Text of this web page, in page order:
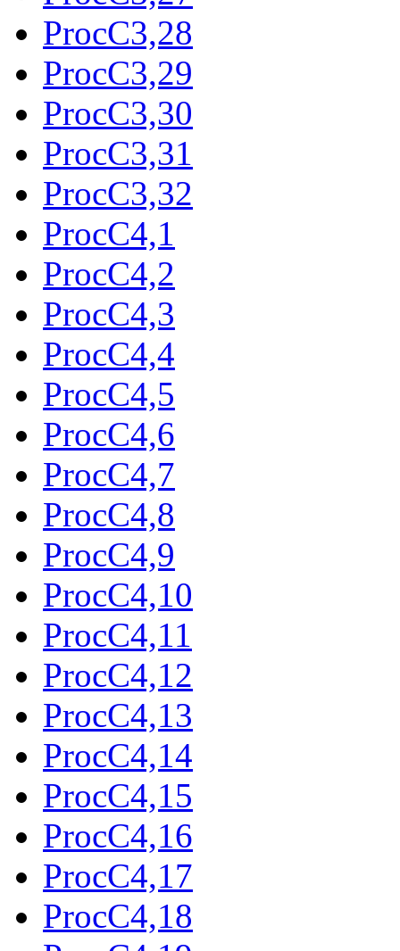
ProcC3,28
ProcC3,29
ProcC3,30
ProcC3,31
ProcC3,32
ProcC4,1
ProcC4,2
ProcC4,3
ProcC4,4
ProcC4,5
ProcC4,6
ProcC4,7
ProcC4,8
ProcC4,9
ProcC4,10
ProcC4,11
ProcC4,12
ProcC4,13
ProcC4,14
ProcC4,15
ProcC4,16
ProcC4,17
ProcC4,18